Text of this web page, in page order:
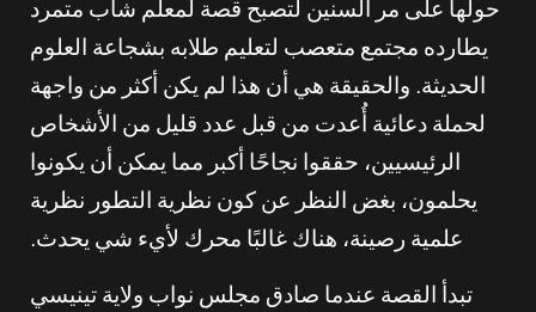
حولها على مر السنين لتصبح قصة لمعلم شاب متمرد
يطارده مجتمع متعصب لتعليم طلابه بشجاعة العلوم
الحديثة. والحقيقة هي أن هذا لم يكن أكثر من واجهة
لحملة دعائية أُعدت من قبل عدد قليل من الأشخاص
الرئيسيين، حققوا نجاحًا أكبر مما يمكن أن يكونوا
يحلمون، بغض النظر عن كون نظرية التطور نظرية
علمية رصينة، هناك غالبًا محرك لأيء شي يحدث.
تبدأ القصة عندما صادق مجلس نواب ولاية تينيسي